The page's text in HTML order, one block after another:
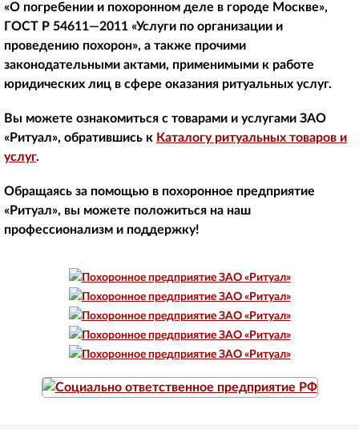
«О погребении и похоронном деле в городе Москве»,
ГОСТ Р 54611—2011 «Услуги по организации и
проведению похорон», а также прочими
законодательными актами, применимыми к работе
юридических лиц в сфере оказания ритуальных услуг.
Вы можете ознакомиться с товарами и услугами ЗАО
«Ритуал», обратившись к Каталогу ритуальных товаров и
услуг.
Обращаясь за помощью в похоронное предприятие
«Ритуал», вы можете положиться на наш
профессионализм и поддержку!